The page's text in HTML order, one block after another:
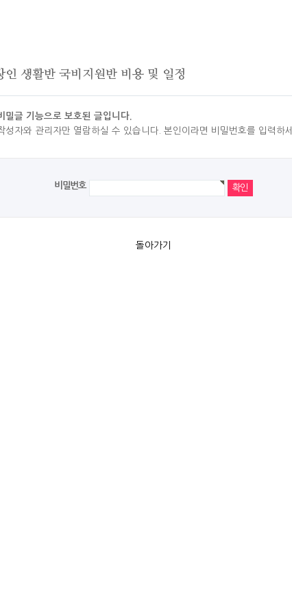
인 생활반 국비지원반 비용 및 일정
밀글 기능으로 보호된 글입니다.
성자와 관리자만 열람하실 수 있습니다. 본인이라면 비밀번호를 입력하
비밀번호
돌아가기